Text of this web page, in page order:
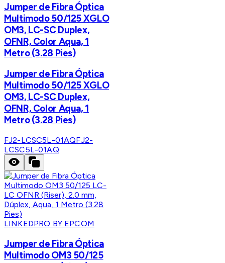
Jumper de Fibra Óptica
Multimodo 50/125 XGLO
OM3, LC-SC Duplex,
OFNR, Color Aqua, 1
Metro (3.28 Pies)
Jumper de Fibra Óptica
Multimodo 50/125 XGLO
OM3, LC-SC Duplex,
OFNR, Color Aqua, 1
Metro (3.28 Pies)
FJ2-LCSC5L-01AQFJ2-
LCSC5L-01AQ
LINKEDPRO BY EPCOM
Jumper de Fibra Óptica
Multimodo OM3 50/125